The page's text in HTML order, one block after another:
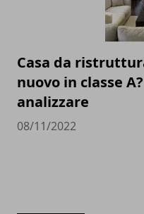
Casa da
nuovo in classe
analizzare
08/11/2022